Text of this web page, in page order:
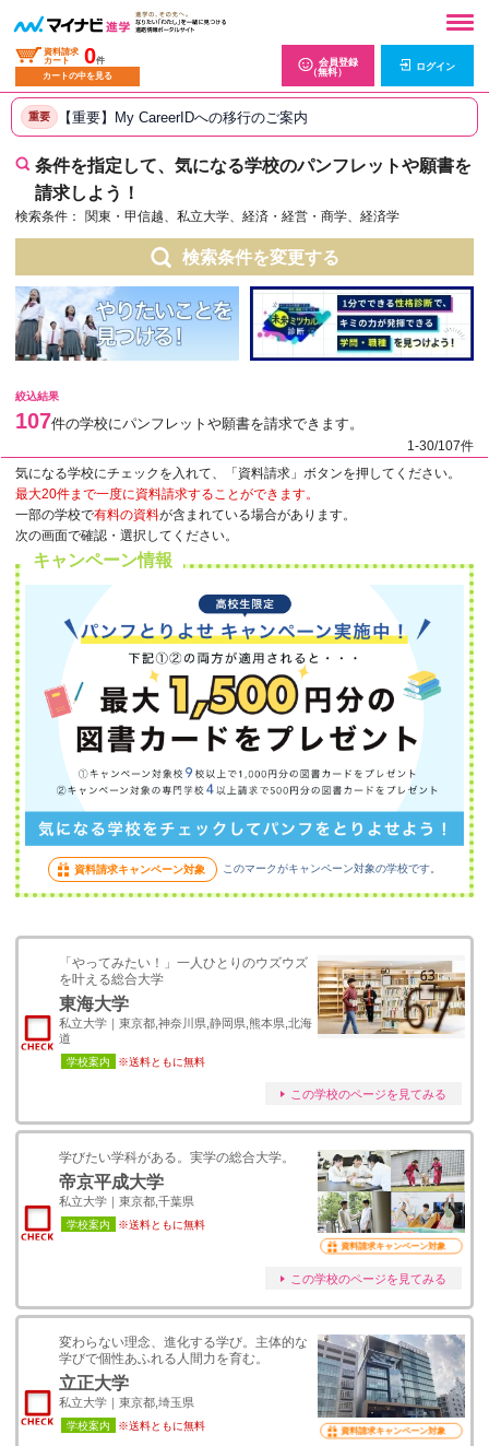
資料請求
カート
0件
カートの中を見る
会員登録
（無料）
ログイン
重要 【重要】My CareerIDへの移行のご案内
条件を指定して、気になる学校のパンフレットや願書を
請求しよう！
検索条件： 関東・甲信越、私立大学、経済・経営・商学、経済学
検索条件を変更する
絞込結果
107件の学校にパンフレットや願書を請求できます。
1-30/107件
気になる学校にチェックを入れて、「資料請求」ボタンを押してください。
最大20件まで一度に資料請求することができます。
一部の学校で有料の資料が含まれている場合があります。
次の画面で確認・選択してください。
キャンペーン情報
資料請求キャンペーン対象 このマークがキャンペーン対象の学校です。
「やってみたい！」一人ひとりのウズウズ
を叶える総合大学
東海大学
私立大学｜東京都,神奈川県,静岡県,熊本県,北海
道
学校案内 ※送料ともに無料
この学校のページを見てみる
学びたい学科がある。実学の総合大学。
帝京平成大学
私立大学｜東京都,千葉県
学校案内 ※送料ともに無料
資料請求キャンペーン対象
この学校のページを見てみる
変わらない理念、進化する学び。主体的な
学びで個性あふれる人間力を育む。
立正大学
私立大学｜東京都,埼玉県
学校案内 ※送料ともに無料 資料請求キャンペーン対象